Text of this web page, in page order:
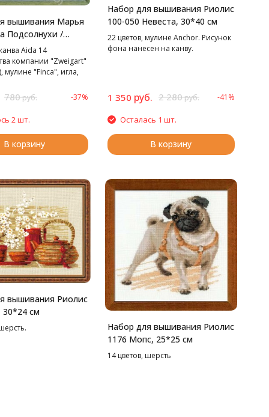
вышивания Марья
Подсолнухи /
, 20х25 см
Aida 14
компании "Zweigart"
мулине "Finca", игла,
схема-инструкция.
780руб. -37%
2 шт.
В корзину
Набор для вышивания Риолис
100-050 Невеста, 30*40 см
22 цветов, мулине Anchor. Рисунок
фона нанесен на канву.
1 350 руб. 2 280руб. -41%
Осталась 1 шт.
В корзину
вышивания Риолис
30*24 см
Набор для вышивания Риолис
1176 Мопс, 25*25 см
14 цветов, шерсть